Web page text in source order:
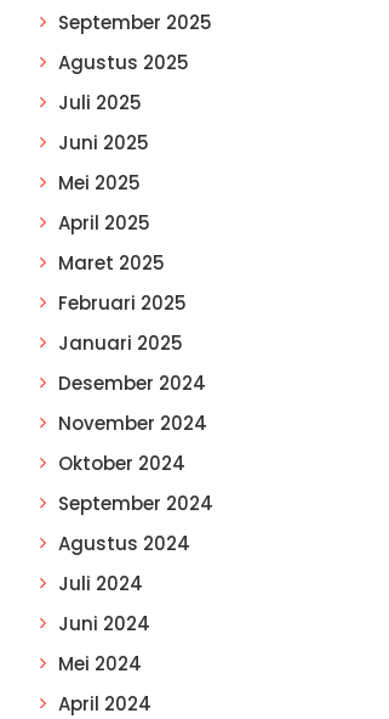
September 2025
Agustus 2025
Juli 2025
Juni 2025
Mei 2025
April 2025
Maret 2025
Februari 2025
Januari 2025
Desember 2024
November 2024
Oktober 2024
September 2024
Agustus 2024
Juli 2024
Juni 2024
Mei 2024
April 2024